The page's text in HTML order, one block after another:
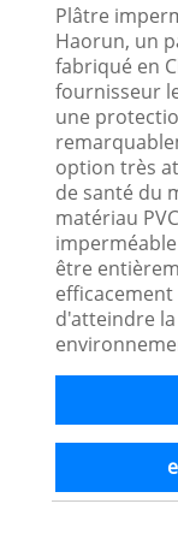
Plâtre
Haorun, un
fabriqué en
fournisseur
une
option très
de santé du
matériau
être
d'atteindre